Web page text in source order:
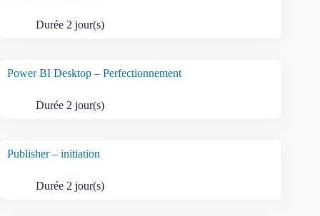
Durée 2 jour(s)
Power BI Desktop – Perfectionnement
Durée 2 jour(s)
Publisher – initiation
Durée 2 jour(s)